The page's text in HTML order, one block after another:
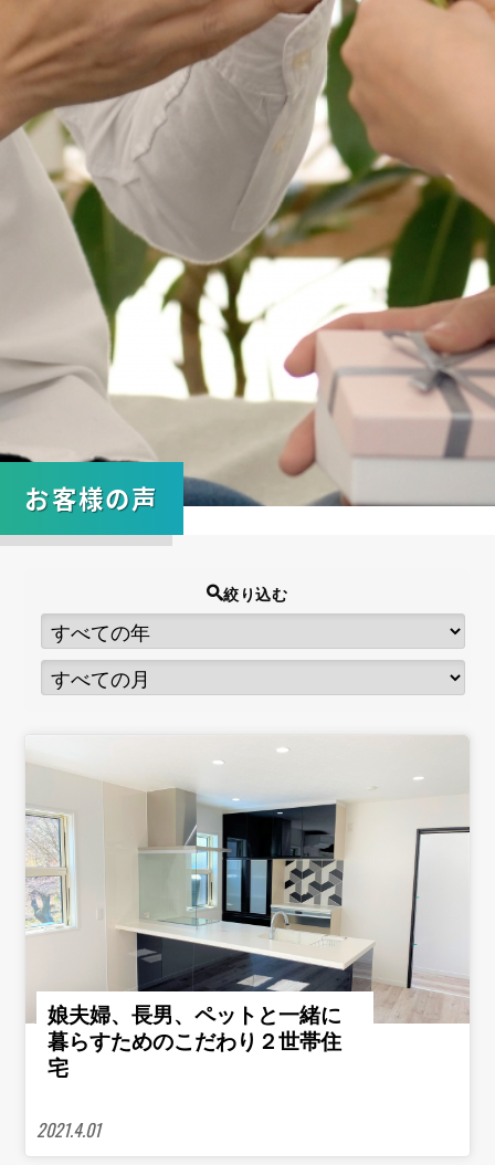
お客様の声
絞り込む
娘夫婦、長男、ペットと一緒に
暮らすためのこだわり２世帯住
宅
2021.4.01